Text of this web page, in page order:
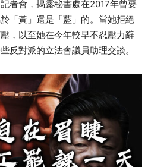
者會，揭露秘書處在2017年曾要
「黃」還是「藍」的。當她拒絕
，以至她在今年較早不忍壓力辭
反對派的立法會議員助理交談。